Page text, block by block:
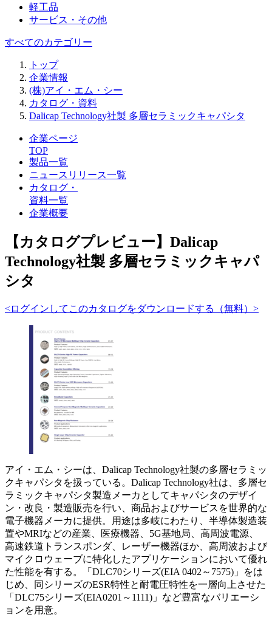
軽工品
サービス・その他
すべてのカテゴリー
トップ
企業情報
(株)アイ・エム・シー
カタログ・資料
Dalicap Technology社製 多層セラミックキャパシタ
企業ページ
TOP
製品一覧
ニュースリリース一覧
カタログ・
資料一覧
企業概要
【カタログプレビュー】Dalicap
Technology社製 多層セラミックキャパ
シタ
<ログインしてこのカタログをダウンロードする（無料）>
アイ・エム・シーは、Dalicap Technology社製の多層セラミッ
クキャパシタを扱っている。Dalicap Technology社は、多層セ
ラミックキャパシタ製造メーカとしてキャパシタのデザイ
ン・改良・製造販売を行い、商品およびサービスを世界的な
電子機器メーカに提供。用途は多岐にわたり、半導体製造装
置やMRIなどの産業、医療機器、5G基地局、高周波電源、
高速鉄道トランスポンダ、レーザー機器ほか、高周波および
マイクロウェーブに特化したアプリケーションにおいて優れ
た性能を有する。「DLC70シリーズ(EIA 0402～7575)」をは
じめ、同シリーズのESR特性と耐電圧特性を一層向上させた
「DLC75シリーズ(EIA0201～1111)」など豊富なバリエーシ
ョンを用意。